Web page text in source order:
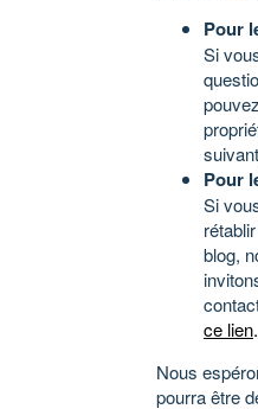
Pour
Si
suivant
Pour
Si
blog,
ce lien.
Nous
pourra être